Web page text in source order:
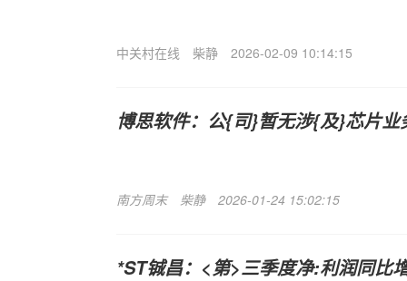
中关村在线 柴静 2026-02-09 10:14:15
博思软件：公{司}暂无涉{及}芯片业
南方周末 柴静 2026-01-24 15:02:15
*ST铖昌：<第>三季度净:利润同比